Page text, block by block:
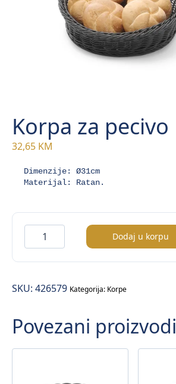
Korpa za pecivo
32,65 KM
Dimenzije: Ø31cm
Materijal: Ratan.
Korpa
za
pecivo
Dodaj u korpu
SKU: 426579 Kategorija: Korpe
Povezani proizvodi